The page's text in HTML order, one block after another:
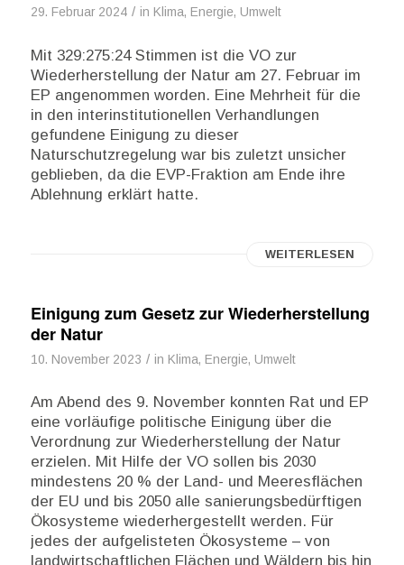
29. Februar 2024 / in Klima, Energie, Umwelt
Mit 329:275:24 Stimmen ist die VO zur
Wiederherstellung der Natur am 27. Februar im
EP angenommen worden. Eine Mehrheit für die
in den interinstitutionellen Verhandlungen
gefundene Einigung zu dieser
Naturschutzregelung war bis zuletzt unsicher
geblieben, da die EVP-Fraktion am Ende ihre
Ablehnung erklärt hatte.
WEITERLESEN
Einigung zum Gesetz zur Wiederherstellung
der Natur
10. November 2023 / in Klima, Energie, Umwelt
Am Abend des 9. November konnten Rat und EP
eine vorläufige politische Einigung über die
Verordnung zur Wiederherstellung der Natur
erzielen. Mit Hilfe der VO sollen bis 2030
mindestens 20 % der Land- und Meeresflächen
der EU und bis 2050 alle sanierungsbedürftigen
Ökosysteme wiederhergestellt werden. Für
jedes der aufgelisteten Ökosysteme – von
landwirtschaftlichen Flächen und Wäldern bis hin